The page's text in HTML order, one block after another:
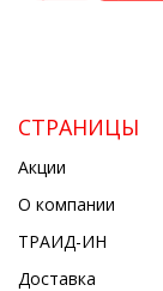
СТРАНИЦЫ
Акции
О компании
ТРАИД-ИН
Доставка